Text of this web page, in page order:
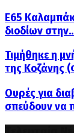
Ε65
διοδίων
Τιμήθηκε η
της Κοζάνης
Ουρές για
σπεύδουν να